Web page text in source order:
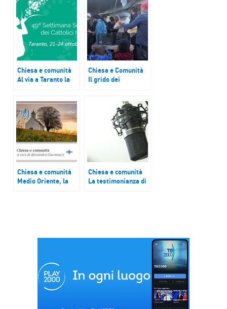
Chiesa e comunità
Al via a Taranto la
italiani
Chiesa e Comunità
Il grido dei
Chiesa e comunità
Medio Oriente, la
Chiesa e comunità
La testimonianza di